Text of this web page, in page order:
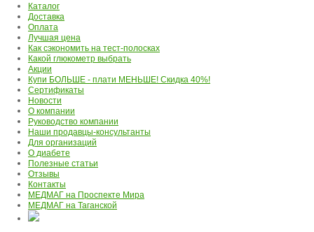
Каталог
Доставка
Оплата
Лучшая цена
Как сэкономить на тест-полосках
Какой глюкометр выбрать
Акции
Купи БОЛЬШЕ - плати МЕНЬШЕ! Скидка 40%!
Сертификаты
Новости
О компании
Руководство компании
Наши продавцы-консультанты
Для организаций
О диабете
Полезные статьи
Отзывы
Контакты
МЕДМАГ на Проспекте Мира
МЕДМАГ на Таганской